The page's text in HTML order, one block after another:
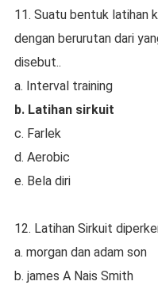
11. Suatu bentuk latihan
dengan berurutan dari
disebut..
a. Interval training
b. Latihan sirkuit
c. Farlek
d. Aerobic
e. Bela diri
12. Latihan Sirkuit
a. morgan dan adam son
b. james A Nais Smith